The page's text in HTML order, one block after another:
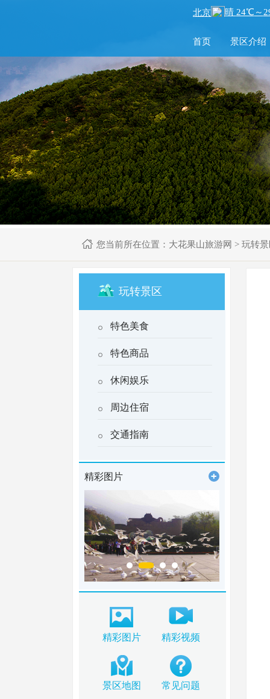
首页 景区介绍
您当前所在位置： 大花果山旅游网 > 玩转
玩转景区
特色美食
特色商品
休闲娱乐
周边住宿
交通指南
精彩图片
精彩图片 精彩视频
景区地图 常见问题